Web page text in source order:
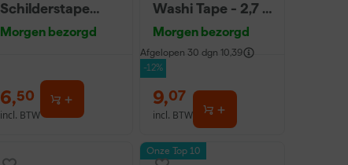
Schilderstape
Gold - 24mm x
50m
Morgen bezorgd
6,50
incl. BTW
Washi Tape - 2,7 x
20m
Morgen bezorgd
Afgelopen 30 dgn 10,39
-12%
9,07
incl. BTW
Onze Top 10